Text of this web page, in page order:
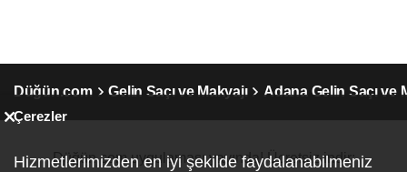
Düğün.com Gelin Saçı ve Makyajı Adana Gelin Saçı ve
Düğün.com uygulaması yayında! Ücretsiz indir:
Çerezler
Hizmetlerimizden en iyi şekilde faydalanabilmeniz